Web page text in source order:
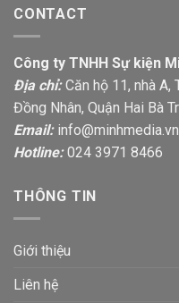
CONTACT
Công ty TNHH Sự kiện
Địa chỉ:Căn hộ 11, nhà A,
Đồng Nhân, Quận Hai Bà
Email: info@minhmedia.vn
Hotline:024 3971 8466
THÔNG TIN
Giới thiệu
Liên hệ